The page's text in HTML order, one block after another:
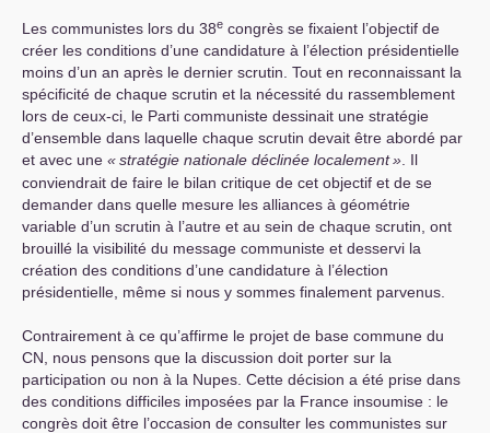
Les communistes lors du 38e congrès se fixaient l’objectif de
créer les conditions d’une candidature à l’élection présidentielle
moins d’un an après le dernier scrutin. Tout en reconnaissant la
spécificité de chaque scrutin et la nécessité du rassemblement
lors de ceux-ci, le Parti communiste dessinait une stratégie
d’ensemble dans laquelle chaque scrutin devait être abordé par
et avec une «stratégie nationale déclinée localement» . Il
conviendrait de faire le bilan critique de cet objectif et de se
demander dans quelle mesure les alliances à géométrie
variable d’un scrutin à l’autre et au sein de chaque scrutin, ont
brouillé la visibilité du message communiste et desservi la
création des conditions d’une candidature à l’élection
présidentielle, même si nous y sommes finalement parvenus.
Contrairement à ce qu’affirme le projet de base commune du
CN , nous pensons que la discussion doit porter sur la
participation ou non à la Nupes. Cette décision a été prise dans
des conditions difficiles imposées par la France insoumise : le
congrès doit être l’occasion de consulter les communistes sur